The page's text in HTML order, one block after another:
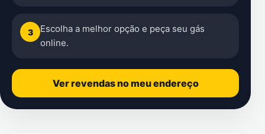
3
Escolha a melhor opção e peça seu gás
online.
Ver revendas no meu endereço